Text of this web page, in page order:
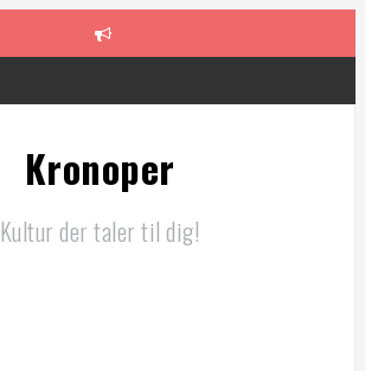
Drive
Resurrection
Kronoper
Kultur der taler til dig!